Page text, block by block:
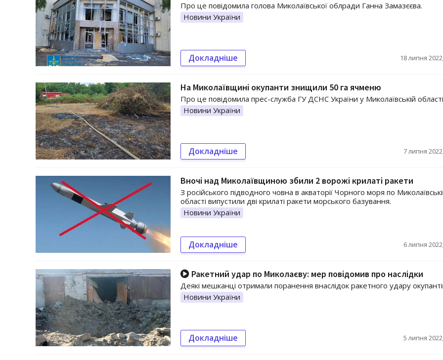
Про це повідомила голова Миколаївської облради Ганна Замазєєва.
Новини України
Докладніше 18 липня
На Миколаївщині окупанти знищили 50 га ячменю
Про це повідомила прес-служба ГУ ДСНС України у Миколаївській
Новини України
Докладніше 7 липня
Вночі над Миколаївщиною збили 2 ворожі крилаті ракети
З російського підводного човна в акваторії Чорного моря по
області випустили дві крилаті ракети морського базування.
Новини України
Докладніше 6 липня
Ракетний удар по Миколаєву: мер повідомив про наслідки
Деякі мешканці отримали поранення внаслідок ракетного удару
Новини України
Докладніше 5 липня